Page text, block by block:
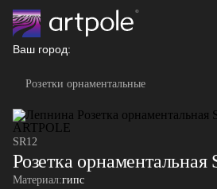
Ваш город:
Розетки орнаментальные
SR12
Розетка орнаментальная
Материал:гипс